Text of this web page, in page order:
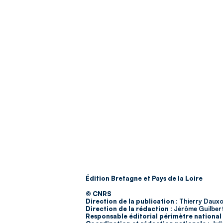
Édition Bretagne et Pays de la Loire
© CNRS
Direction de la publication : Thierry
Direction de la rédaction : Jérôme
Responsable éditorial périmètre national